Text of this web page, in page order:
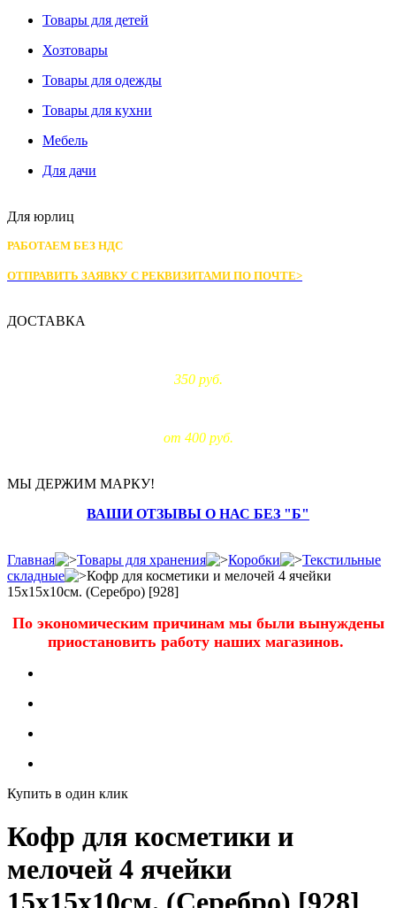
Товары для детей
Хозтовары
Товары для одежды
Товары для кухни
Мебель
Для дачи
Для юрлиц
РАБОТАЕМ БЕЗ НДС
ОТПРАВИТЬ ЗАЯВКУ С РЕКВИЗИТАМИ ПО ПОЧТЕ>
ДОСТАВКА
350 руб.
от 400 руб.
МЫ ДЕРЖИМ МАРКУ!
ВАШИ ОТЗЫВЫ О НАС БЕЗ "Б"
Главная Товары для хранения Коробки
Текстильные
складные
Кофр для косметики и мелочей 4 ячейки
15х15х10см. (Серебро) [928]
По экономическим причинам мы были вынуждены
приостановить работу наших магазинов.
Купить в один клик
Кофр для косметики и
мелочей 4 ячейки